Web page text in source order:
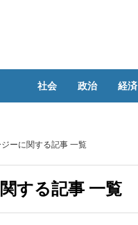
社会 政治 経済
ーに関する記事 一覧
する記事 一覧